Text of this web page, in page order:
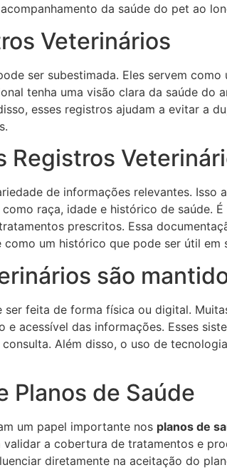
da saúde do pet ao
Veterinários
ser subestimada. Eles servem
tenha uma visão clara da saúde do
esses registros ajudam a evitar a
Registros
de informações relevantes.
raça, idade e histórico de saúde.
prescritos. Essa
um histórico que pode ser útil em
são
feita de forma física ou digital.
e acessível das informações. Esses
Além disso, o uso de
Planos de Saúde
um papel importante nos planos de
a cobertura de tratamentos e
diretamente na aceitação do